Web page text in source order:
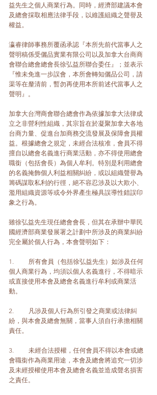
益先生之個人商業行為。同時，經濟部建議本會
及總會採取相應法律手段，以維護組織之聲譽及
權益。
瀛睿律師事務所覆函承認『本所先前代當事人之
聲明稿係受儷品實業有限公司以及加拿大台商商
會聯合總會總會長徐弘益所聯合委任』；並表示
『惟未免進一步誤會，本所會轉知儷品公司，請
渠等在釐清前，暫勿再使用本所前述代當事人之
聲明』。
加拿大台灣商會聯合總會作為依據加拿大法律成
立之非營利性組織，其宗旨在於凝聚加拿大各地
台商力量、促進台加商務交流發展及保障會員權
益。根據總會之規定，未經合法核准，會員不得
擅自以總會名義進行商業活動，亦不得使用總會
職銜（包括會長）為個人牟利。特別是利用總會
的名義掩飾個人利益相關糾紛，或以組織聲譽為
籌碼謀取私利的行徑，絕不容忍涉及以大欺小、
濫用組織資源等或令外界產生極具誤導性錯誤印
象之行為。
雖徐弘益先生現任總會會長，但其在承辦中華民
國經濟部商業發展署之計劃中所涉及的商業糾紛
完全屬於個人行為，本會聲明如下：
1.	所有會員（包括徐弘益先生）如涉及任何
個人商業行為，均須以個人名義進行，不得暗示
或直接使用本會及總會名義進行牟利或商業活
動。
2.	凡涉及個人行為所引發之商業或法律糾
紛，與本會及總會無關，當事人須自行承擔相關
責任。
3.	未經合法授權，任何會員不得以本會或總
會職銜作為商業用途，本會及總會將追究一切涉
及未經授權使用本會及總會名義並造成聲名損害
之責任。